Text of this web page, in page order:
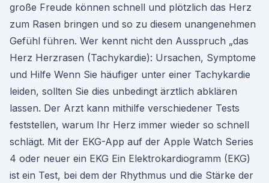
große Freude können schnell und plötzlich das Herz
zum Rasen bringen und so zu diesem unangenehmen
Gefühl führen. Wer kennt nicht den Ausspruch „das
Herz Herzrasen (Tachykardie): Ursachen, Symptome
und Hilfe Wenn Sie häufiger unter einer Tachykardie
leiden, sollten Sie dies unbedingt ärztlich abklären
lassen. Der Arzt kann mithilfe verschiedener Tests
feststellen, warum Ihr Herz immer wieder so schnell
schlägt. Mit der EKG-App auf der Apple Watch Series
4 oder neuer ein EKG Ein Elektrokardiogramm (EKG)
ist ein Test, bei dem der Rhythmus und die Stärke der